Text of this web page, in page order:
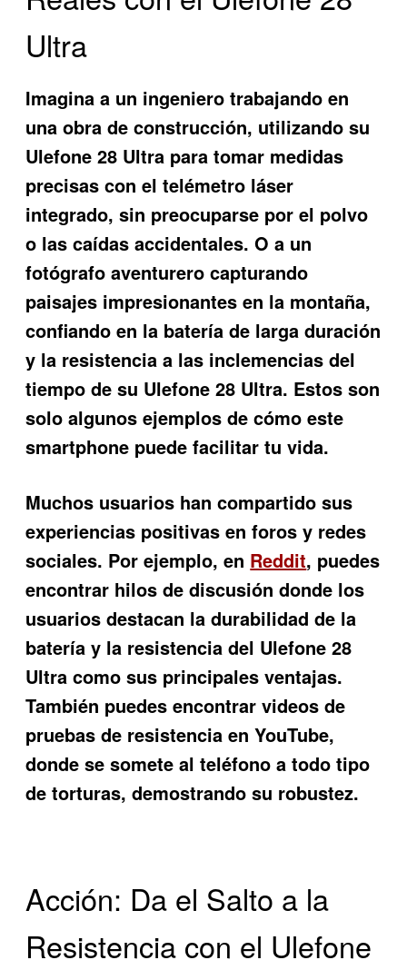
Ultra
Imagina a un ingeniero trabajando en
una obra de construcción, utilizando su
Ulefone 28 Ultra para tomar medidas
precisas con el telémetro láser
integrado, sin preocuparse por el polvo
o las caídas accidentales. O a un
fotógrafo aventurero capturando
paisajes impresionantes en la montaña,
confiando en la batería de larga duración
y la resistencia a las inclemencias del
tiempo de su Ulefone 28 Ultra. Estos son
solo algunos ejemplos de cómo este
smartphone puede facilitar tu vida.
Muchos usuarios han compartido sus
experiencias positivas en foros y redes
sociales. Por ejemplo, en Reddit, puedes
encontrar hilos de discusión donde los
usuarios destacan la durabilidad de la
batería y la resistencia del Ulefone 28
Ultra como sus principales ventajas.
También puedes encontrar videos de
pruebas de resistencia en YouTube,
donde se somete al teléfono a todo tipo
de torturas, demostrando su robustez.
Acción: Da el Salto a la
Resistencia con el Ulefone